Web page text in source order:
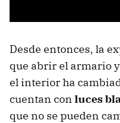
Desde entonces, la
que abrir el armario
el interior ha
cuentan con luces
que no se pueden